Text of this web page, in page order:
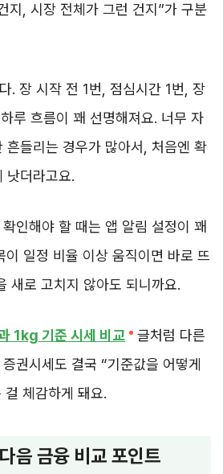
지, 시장 전체가 그런 건지”가 구분
. 장 시작 전 1번, 점심시간 1번, 장
루 흐름이 꽤 선명해져요. 너무 자
흔들리는 경우가 많아서, 처음엔 확
낫더라고요.
인해야 할 때는 앱 알림 설정이 꽤
이 일정 비율 이상 움직이면 바로 뜨
새로 고치지 않아도 되니까요.
1kg 기준 시세 비교
글처럼 다른
권시세도 결국 “기준값을 어떻게
걸 체감하게 돼요.
음 금융 비교 포인트